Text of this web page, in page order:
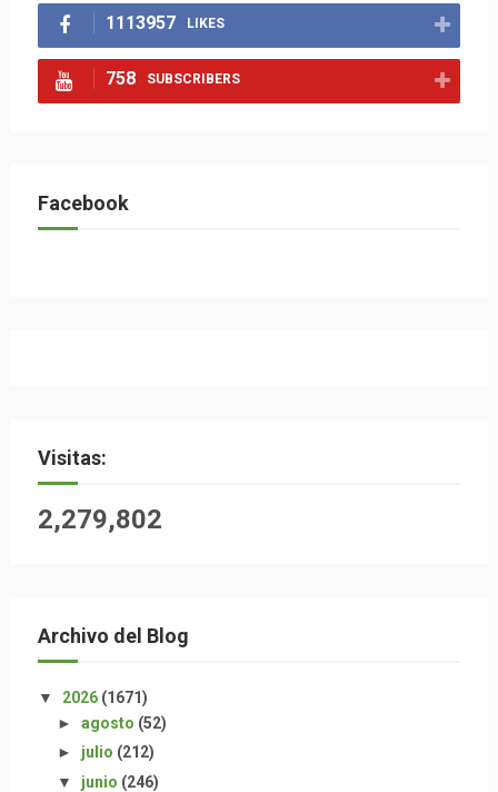
1113957 LIKES
758 SUBSCRIBERS
Facebook
Visitas:
2,279,802
Archivo del Blog
▼ 2026 (1671)
► agosto (52)
► julio (212)
▼ junio (246)